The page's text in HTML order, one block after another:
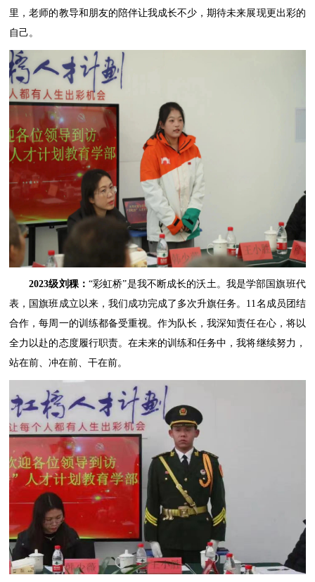
里，老师的教导和朋友的陪伴让我成长不少，期待未来展现更出彩的
自己。
2023级刘稞： “彩虹桥”是我不断成长的沃土。我是学部国旗班代
表，国旗班成立以来，我们成功完成了多次升旗任务。11名成员团结
合作，每周一的训练都备受重视。作为队长，我深知责任在心，将以
全力以赴的态度履行职责。在未来的训练和任务中，我将继续努力，
站在前、冲在前、干在前。